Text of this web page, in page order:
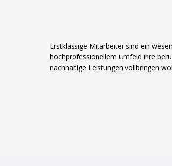
Erstklassige Mitarbeiter sind ein
hochprofessionellem Umfeld ihre
nachhaltige Leistungen vollbringen